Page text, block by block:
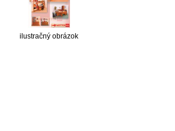
ilustračný obrázok